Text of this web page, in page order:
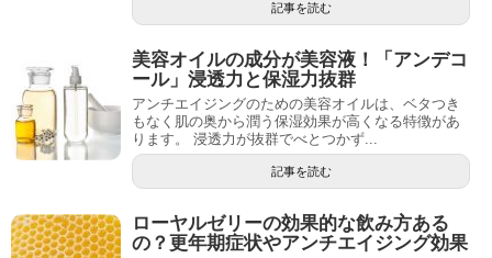
記事を読む
美容オイルの成分が美容液！「アンデコ
ール」浸透力と保湿力抜群
アンチエイジングのための美容オイルは、ベタつき
もなく肌の奥から潤う保湿効果が高くなる特徴があ
ります。 浸透力が抜群でべとつかず...
記事を読む
ローヤルゼリーの効果的な飲み方ある
の？更年期症状やアンチエイジング効果